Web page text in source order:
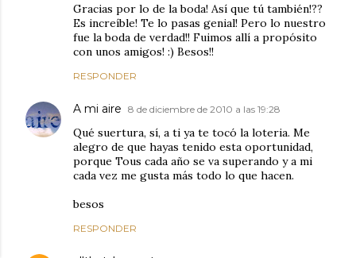
Gracias por lo de la boda! Así que tú también!??
Es increíble! Te lo pasas genial! Pero lo nuestro
fue la boda de verdad!! Fuimos allí a propósito
con unos amigos! :) Besos!!
RESPONDER
A mi aire 8 de diciembre de 2010 a las 19:28
Qué suertura, sí, a ti ya te tocó la loteria. Me
alegro de que hayas tenido esta oportunidad,
porque Tous cada año se va superando y a mi
cada vez me gusta más todo lo que hacen.
besos
RESPONDER